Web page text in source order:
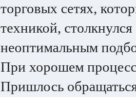
торговых сетях,
техникой,
неоптимальным
При хорошем
Пришлось